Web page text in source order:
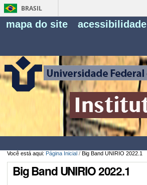
BRASIL
mapa do site acessibilidade
Você está aqui: Página Inicial / Big Band UNIRIO 2022.1
Big Band UNIRIO 2022.1